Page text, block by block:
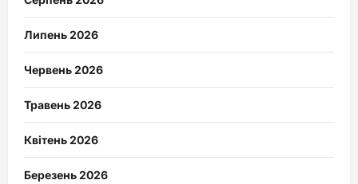
Липень 2026
Червень 2026
Травень 2026
Квітень 2026
Березень 2026